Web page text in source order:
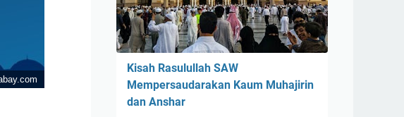
Kisah Rasulullah SAW
Mempersaudarakan Kaum Muhajirin
dan Anshar